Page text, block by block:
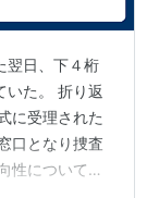
翌日、下４桁
いた。 折り返
に受理された
口となり捜査
性についての